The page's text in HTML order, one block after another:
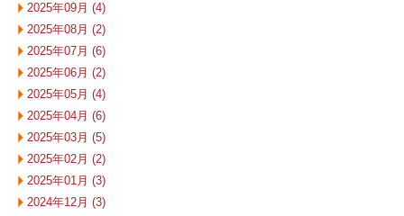
2025年09月 (4)
2025年08月 (2)
2025年07月 (6)
2025年06月 (2)
2025年05月 (4)
2025年04月 (6)
2025年03月 (5)
2025年02月 (2)
2025年01月 (3)
2024年12月 (3)